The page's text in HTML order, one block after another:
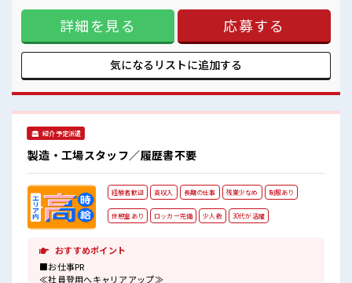
高収入もバッチリ目指せますよ★
方も大カンゲイ≫ 新しいことにチャレンジするのは不安だけ
ど、 しっかり働く環境が整っています！ イチからスキルUP・
ステップUP目指していきましょう！！ ■職場の雰囲気 『少人
数』だからコミュニケーションも取りやすい！ 明るすぎたり
奇抜過ぎなければヘアカラーOK！ 休憩室完備でランチや休憩
も充実しそう♪ 高収入もバッチリ目指せますよ★
詳細を見る 応募する
気になるリストに追加する
紹介予定派遣
製造・工場スタッフ／履歴書不要
経験者歓迎 高収入 長期の仕事 残業少なめ 制服あり
休憩室あり ロッカー完備 少人数 30代が活躍
おすすめポイント
■お仕事PR
≪社員登用へキャリアアップ≫